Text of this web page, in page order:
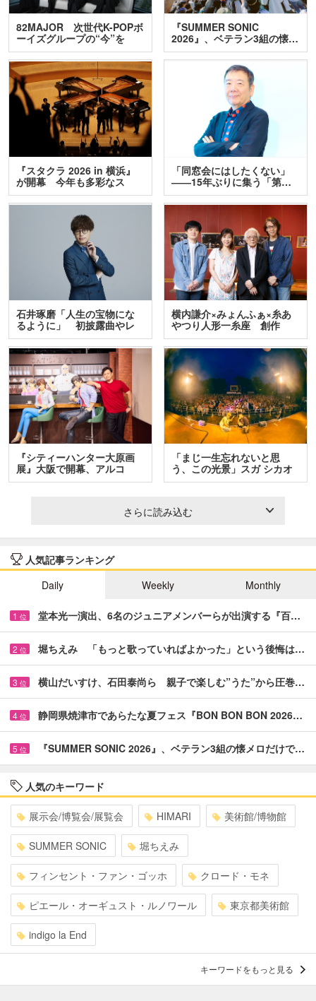
82MAJOR 次世代K-POPボ
ーイズグループの“今”を
訊…
『SUMMER SONIC
2026』、ベテラン3組の懐…
『スタクラ 2026 in 横浜』
が開幕 今年も多彩なス
テ…
「同窓会にはしたくない」
――15年ぶりに集う「第…
石井琢磨「人生の宝物にな
るように」 初披露曲やレ
ア…
横内謙介×みょんふぁ×糸あ
やつり人形一糸座 創作
人…
『シティーハンター大原画
展』大阪で開幕、アルコ
＆…
「まじ一生忘れないと思
う、この光景」スガ シカオ
と…
さらに読み込む
人気記事ランキング
Daily
Weekly Monthly
1 位 堂本光一演出、6名のジュニアメンバーらが出演する『百…
2 位 堀ちえみ 「もっと歌っていればよかった」という後悔は…
3 位 横山だいすけ、石田泰尚ら 親子で楽しむ”うた”から圧巻…
4 位 静岡県焼津市であらたな夏フェス『BON BON BON 2026…
5 位 『SUMMER SONIC 2026』、ベテラン3組の懐メロだけで…
人気のキーワード
展示会/博覧会/展覧会 HIMARI 美術館/博物館
SUMMER SONIC 堀ちえみ
フィンセント・ファン・ゴッホ クロード・モネ
ピエール・オーギュスト・ルノワール 東京都美術館
indigo la End
キーワードをもっと見る